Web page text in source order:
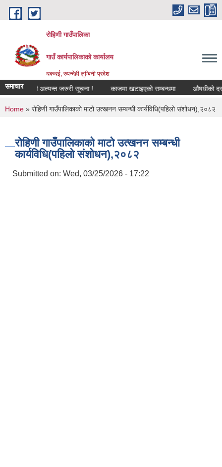
Skip to main content
रोहिणी गाउँपालिका
गाउँ कार्यपालिकाको कार्यालय
धकधई, रुपन्देही लुम्बिनी प्रदेश
समाचार
सम्बन्धी अत्यन्त जरुरी सूचना ! काजमा खटाइएको सम्बन्धमा औषधीको दररेट
You are here
Home » रोहिणी गाउँपालिकाको माटो उत्खनन सम्बन्धी कार्यविधि(पहिलो संशोधन),२०८२
रोहिणी गाउँपालिकाको माटो उत्खनन सम्बन्धी
कार्यविधि(पहिलो संशोधन),२०८२
Submitted on: Wed, 03/25/2026 - 17:22